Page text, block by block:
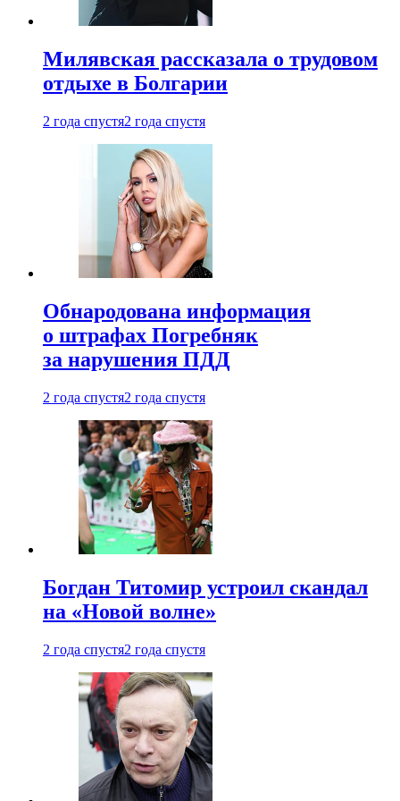
Милявская рассказала о трудовом
отдыхе в Болгарии
2 года спустя2 года спустя
Обнародована информация
о штрафах Погребняк
за нарушения ПДД
2 года спустя2 года спустя
Богдан Титомир устроил скандал
на «Новой волне»
2 года спустя2 года спустя